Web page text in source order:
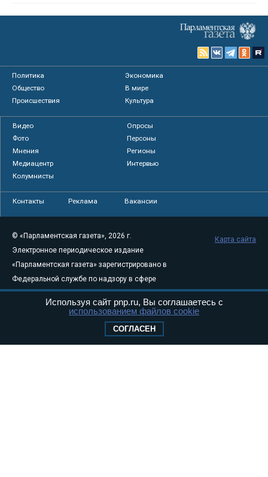
Политика
Экономика
Общество
В мире
Происшествия
Культура
Видео
Опросы
Фото
Персоны
Мнения
Регионы
Медиацентр
Интервью
Колумнисты
Контакты Реклама Вакансии
© «Парламентская газета», 2026 г.
Электронное периодическое издание
«Парламентская газета» зарегистрировано в
Федеральной службе по надзору в сфере
связи, информационных технологий и
массовых коммуникаций (Роскомнадзор) 05
Свидетельство о регистрации Эл № ФС77-
Карта сайта
Используя сайт pnp.ru, Вы соглашаетесь с
использованием файлов cookie
СОГЛАСЕН